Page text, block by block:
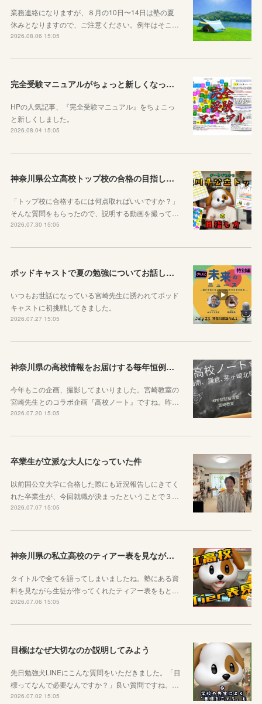
業務連絡になりますが、８月の10日〜14日は塾の夏
休みとなりますので、ご注意ください。例年はそこ…
2026.08.06 15:05
完全受験マニュアルがちょっと新しくなったよ！
HPの人気記事、『完全受験マニュアル』をちょこっ
と新しくしました。
2026.08.04 15:05
神奈川県公立高校トップ校の合格の目指し方について動画をアップしました
「トップ校に合格するには何点取ればいいですか？」
そんな質問をもらったので、説明する動画を撮って…
2026.07.30 15:05
ポッドキャストで夏の勉強についてお話ししています！
いつもお世話になっている宮崎先生に誘われてポッド
キャストに初挑戦してきました。
2026.07.27 15:05
神奈川県の高校情報をお届けする毎年恒例のコラボ企画のお知らせ
今年もこの企画、撮影してまいりました。宮崎教室の
宮崎先生とのコラボ企画『高校ノート』ですね。昨…
2026.07.20 15:05
卒業生が立派な大人になっていた件
以前国公立大学に合格した際にも近況報告しにきてく
れた卒業生が、今回就職が決まったということで３…
2026.07.07 15:05
神奈川県の私立高校のティアー表を見ながら話す動画を作りました！
タイトルで全てを語ってしまいましたね。塾にある資
料を見ながら生徒が作ってくれたティアー表をもと…
2026.07.06 15:05
目標はなぜ大切なのか説明してみよう
先日勉強犬LINEにこんな質問をいただきました。「目
標ってなんで必要なんですか？」良い質問ですね。…
2026.07.02 15:05